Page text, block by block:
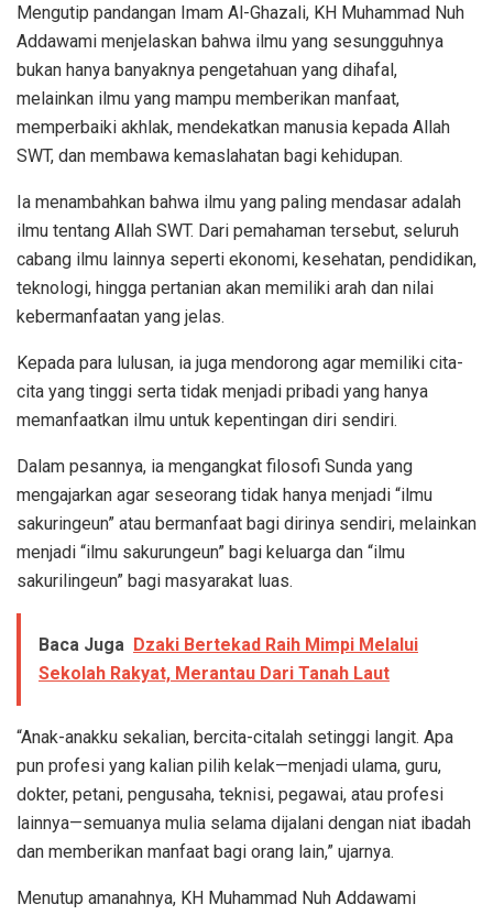
Mengutip pandangan Imam Al-Ghazali, KH Muhammad Nuh
Addawami menjelaskan bahwa ilmu yang sesungguhnya
bukan hanya banyaknya pengetahuan yang dihafal,
melainkan ilmu yang mampu memberikan manfaat,
memperbaiki akhlak, mendekatkan manusia kepada Allah
SWT, dan membawa kemaslahatan bagi kehidupan.
Ia menambahkan bahwa ilmu yang paling mendasar adalah
ilmu tentang Allah SWT. Dari pemahaman tersebut, seluruh
cabang ilmu lainnya seperti ekonomi, kesehatan, pendidikan,
teknologi, hingga pertanian akan memiliki arah dan nilai
kebermanfaatan yang jelas.
Kepada para lulusan, ia juga mendorong agar memiliki cita-
cita yang tinggi serta tidak menjadi pribadi yang hanya
memanfaatkan ilmu untuk kepentingan diri sendiri.
Dalam pesannya, ia mengangkat filosofi Sunda yang
mengajarkan agar seseorang tidak hanya menjadi “ilmu
sakuringeun” atau bermanfaat bagi dirinya sendiri, melainkan
menjadi “ilmu sakurungeun” bagi keluarga dan “ilmu
sakurilingeun” bagi masyarakat luas.
Baca Juga Dzaki Bertekad Raih Mimpi Melalui
Sekolah Rakyat, Merantau Dari Tanah Laut
“Anak-anakku sekalian, bercita-citalah setinggi langit. Apa
pun profesi yang kalian pilih kelak—menjadi ulama, guru,
dokter, petani, pengusaha, teknisi, pegawai, atau profesi
lainnya—semuanya mulia selama dijalani dengan niat ibadah
dan memberikan manfaat bagi orang lain,” ujarnya.
Menutup amanahnya, KH Muhammad Nuh Addawami